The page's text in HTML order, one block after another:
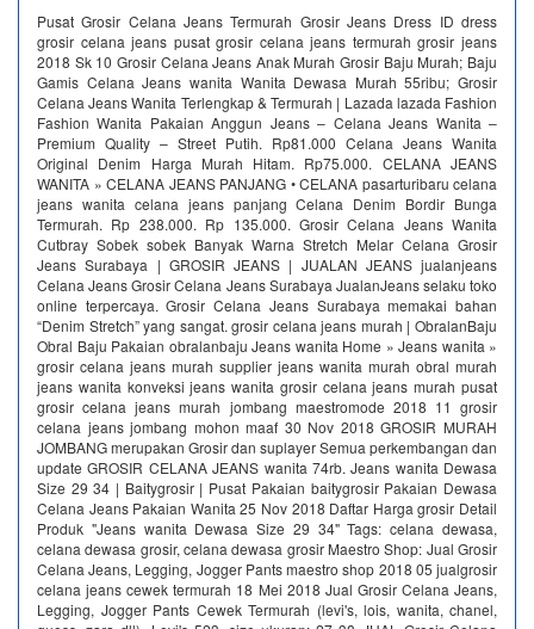
Pusat Grosir Celana Jeans Termurah Grosir Jeans Dress ID dress
grosir celana jeans pusat grosir celana jeans termurah grosir jeans
2018 Sk 10 Grosir Celana Jeans Anak Murah Grosir Baju Murah; Baju
Gamis Celana Jeans wanita Wanita Dewasa Murah 55ribu; Grosir
Celana Jeans Wanita Terlengkap & Termurah | Lazada lazada Fashion
Fashion Wanita Pakaian Anggun Jeans – Celana Jeans Wanita –
Premium Quality – Street Putih. Rp81.000 Celana Jeans Wanita
Original Denim Harga Murah Hitam. Rp75.000. CELANA JEANS
WANITA » CELANA JEANS PANJANG • CELANA pasarturibaru celana
jeans wanita celana jeans panjang Celana Denim Bordir Bunga
Termurah. Rp 238.000. Rp 135.000. Grosir Celana Jeans Wanita
Cutbray Sobek sobek Banyak Warna Stretch Melar Celana Grosir
Jeans Surabaya | GROSIR JEANS | JUALAN JEANS jualanjeans
Celana Jeans Grosir Celana Jeans Surabaya JualanJeans selaku toko
online terpercaya. Grosir Celana Jeans Surabaya memakai bahan
“Denim Stretch” yang sangat. grosir celana jeans murah | ObralanBaju
Obral Baju Pakaian obralanbaju Jeans wanita Home » Jeans wanita »
grosir celana jeans murah supplier jeans wanita murah obral murah
jeans wanita konveksi jeans wanita grosir celana jeans murah pusat
grosir celana jeans murah jombang maestromode 2018 11 grosir
celana jeans jombang mohon maaf 30 Nov 2018 GROSIR MURAH
JOMBANG merupakan Grosir dan suplayer Semua perkembangan dan
update GROSIR CELANA JEANS wanita 74rb. Jeans wanita Dewasa
Size 29 34 | Baitygrosir | Pusat Pakaian baitygrosir Pakaian Dewasa
Celana Jeans Pakaian Wanita 25 Nov 2018 Daftar Harga grosir Detail
Produk "Jeans wanita Dewasa Size 29 34" Tags: celana dewasa,
celana dewasa grosir, celana dewasa grosir Maestro Shop: Jual Grosir
Celana Jeans, Legging, Jogger Pants maestro shop 2018 05 jualgrosir
celana jeans cewek termurah 18 Mei 2018 Jual Grosir Celana Jeans,
Legging, Jogger Pants Cewek Termurah (levi's, lois, wanita, chanel,